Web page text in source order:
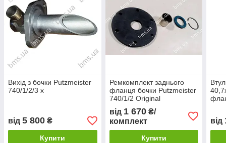
Вихід з бочки Putzmeister
740/1/2/3 х
від 5 800 ₴
Купити
Ремкомплект заднього
фланця бочки Putzmeister
740/1/2 Original
(прокладка вала гумова)
від 1 670₴/
комплект
Купити
від